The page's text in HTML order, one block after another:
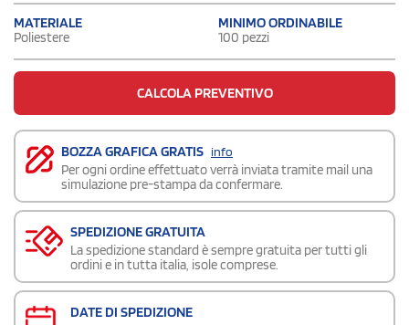
MATERIALE
Poliestere
MINIMO ORDINABILE
100 pezzi
CALCOLA PREVENTIVO
BOZZA GRAFICA GRATIS info
Per ogni ordine effettuato verrà inviata tramite mail una
simulazione pre-stampa da confermare.
SPEDIZIONE GRATUITA
La spedizione standard è sempre gratuita per tutti gli
ordini e in tutta italia, isole comprese.
DATE DI SPEDIZIONE